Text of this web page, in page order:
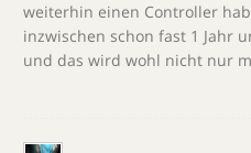
weiterhin einen Controller
inzwischen schon fast 1 Jahr
und das wird wohl nicht nur